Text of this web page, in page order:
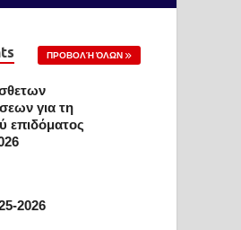
ΠΡΟΒΟΛΉ ΌΛΩΝ
για τη
επιδόματος
2026